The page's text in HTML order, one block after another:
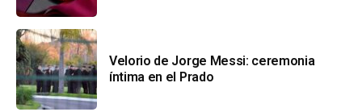
Velorio de Jorge Messi: ceremonia
íntima en el Prado